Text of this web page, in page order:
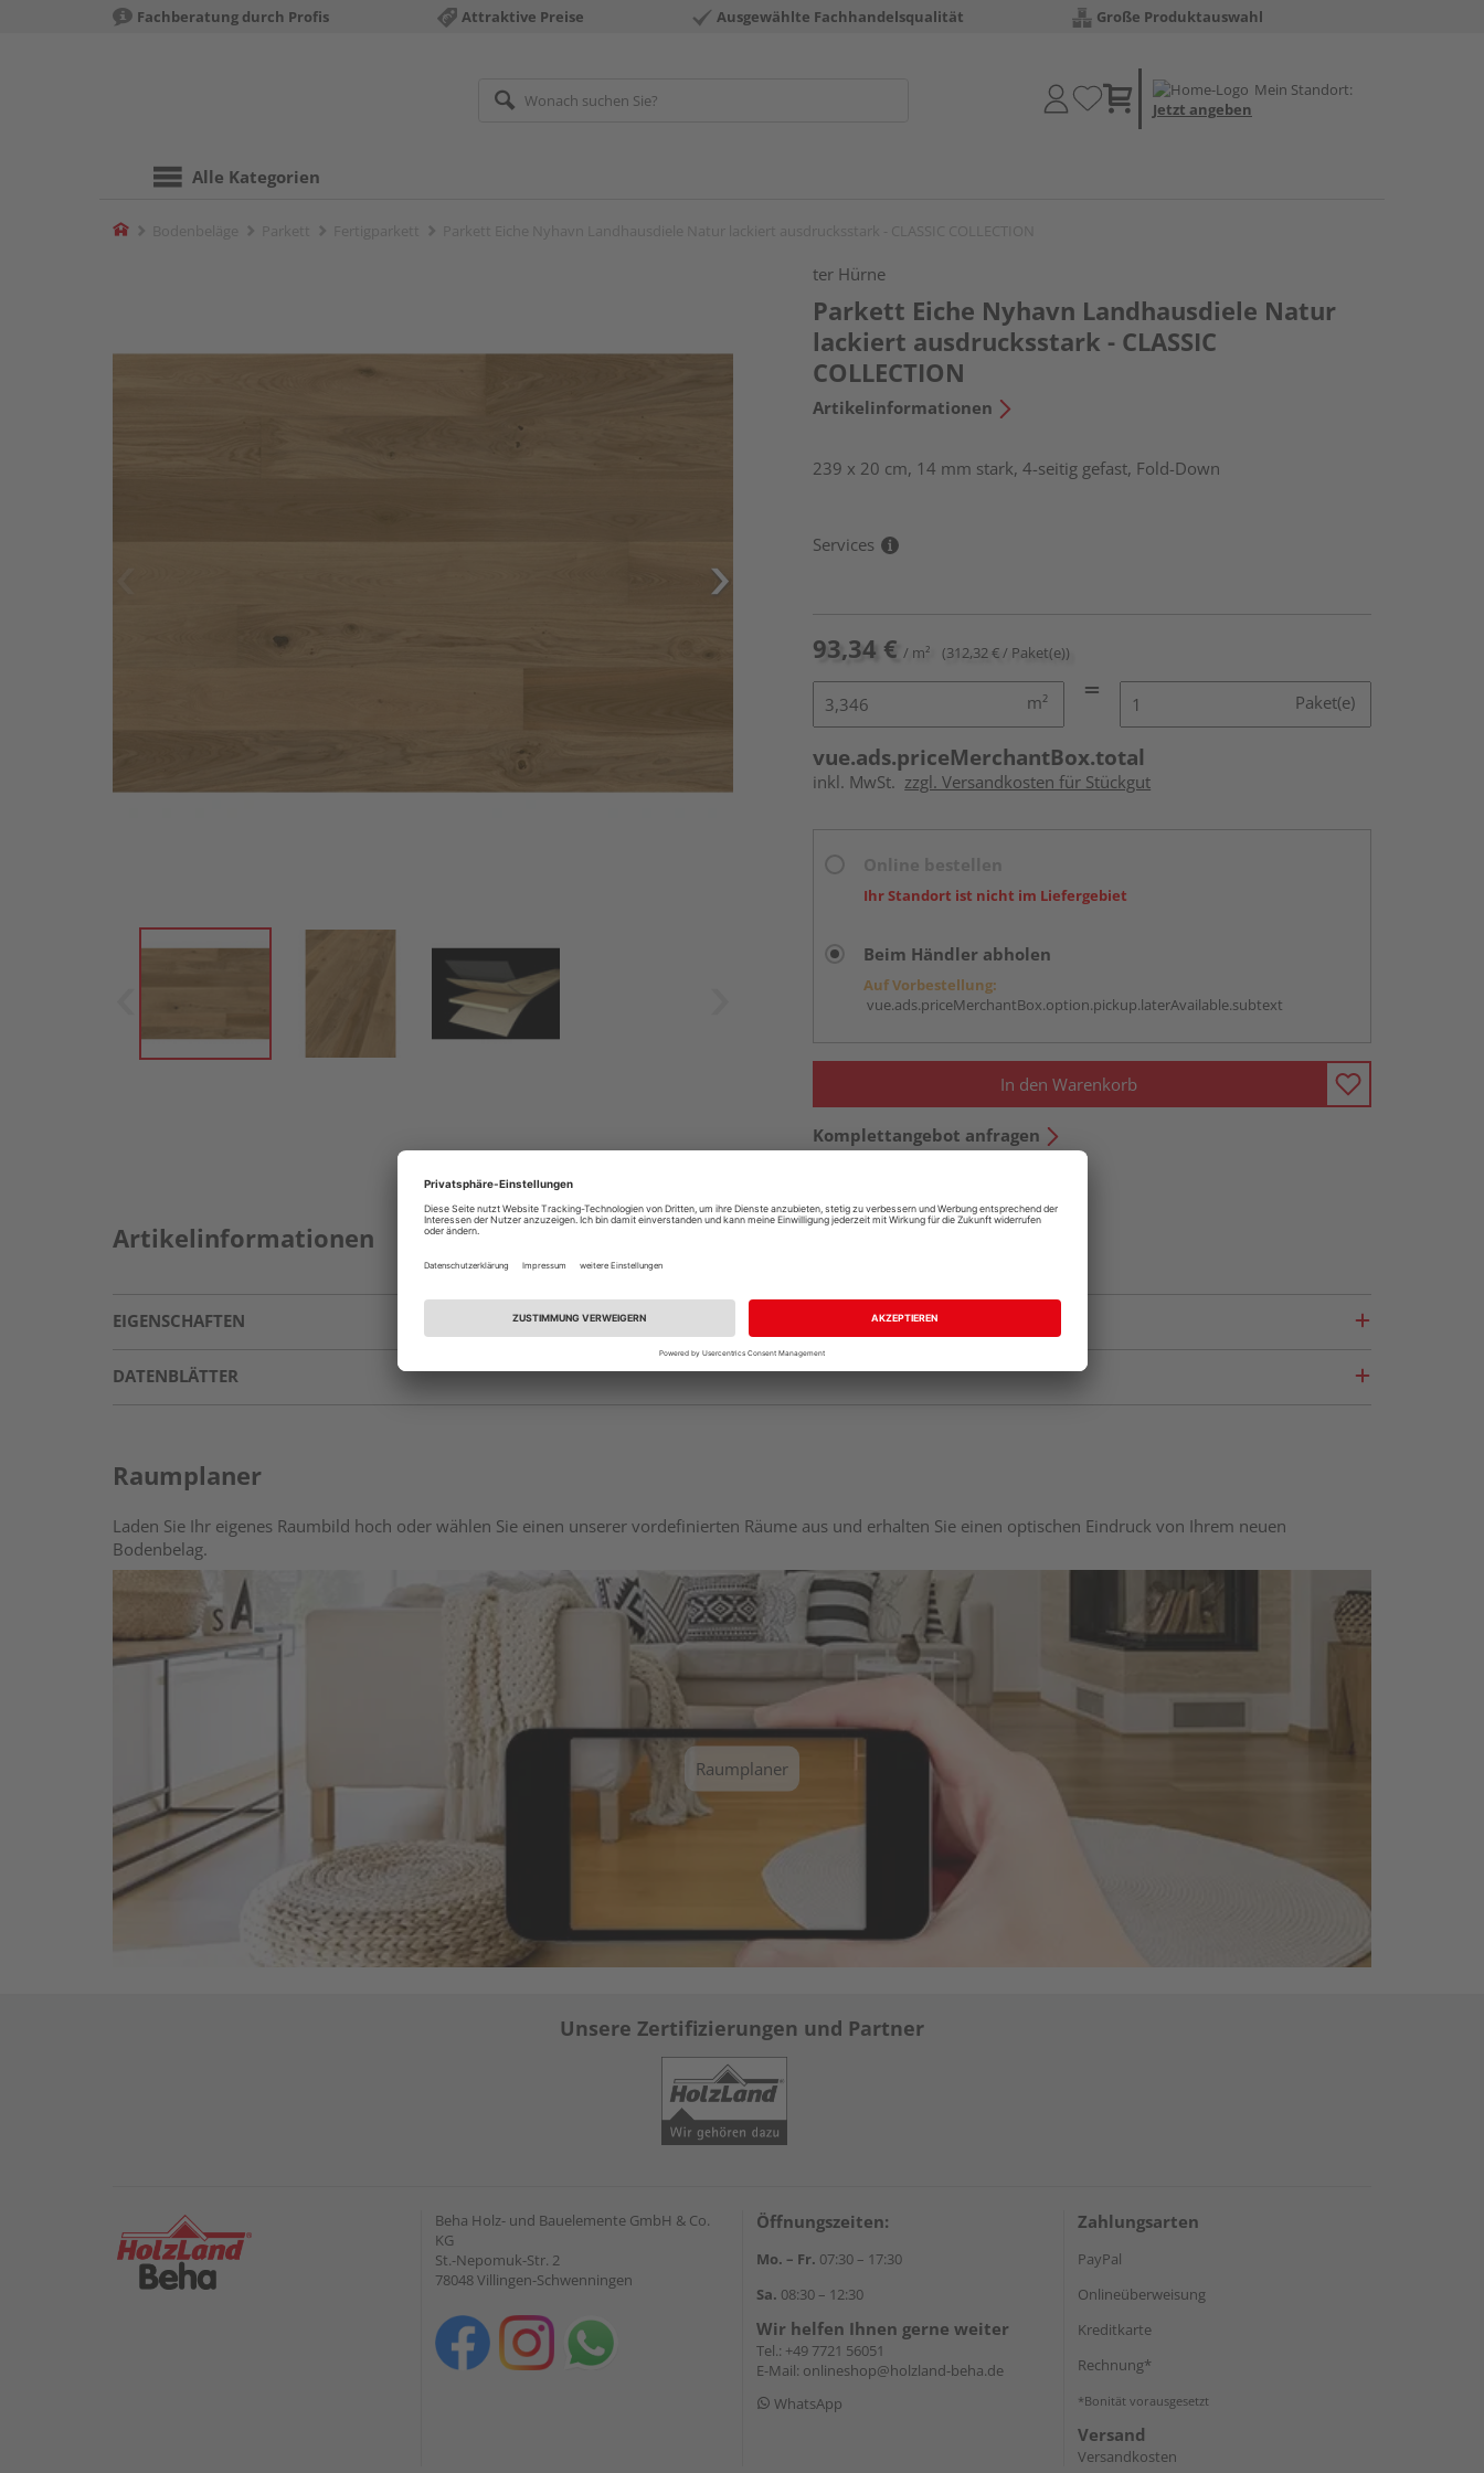
Fachberatung durch Profis Attraktive Preise Ausgewählte Fachhandelsqualität Große Produktauswahl
Mein Standort:
Jetzt angeben
Alle Kategorien
Home
ter Hürne
Parkett Eiche Nyhavn Landhausdiele Natur
lackiert ausdrucksstark - CLASSIC
COLLECTION
Artikelinformationen
239 x 20 cm, 14 mm stark, 4-seitig gefast, Fold-Down
Services
93,34 € / m² (312,32 € / Paket(e))
m² Paket(e)
vue.ads.priceMerchantBox.total
inkl. MwSt. zzgl. Versandkosten für Stückgut
Ihr Standort ist nicht im Liefergebiet
Beim Händler abholen
Auf Vorbestellung:
vue.ads.priceMerchantBox.option.pickup.laterAvailable.subtext
In den Warenkorb
Komplettangebot anfragen
Artikelinformationen
EIGENSCHAFTEN
DATENBLÄTTER
Raumplaner
Laden Sie Ihr eigenes Raumbild hoch oder wählen Sie einen unserer vordefinierten Räume aus und erhalten Sie einen optischen Eindruck von Ihrem neuen
Bodenbelag.
Raumplaner
Unsere Zertifizierungen und Partner
Beha Holz- und Bauelemente GmbH & Co.
KG
St.-Nepomuk-Str. 2
78048 Villingen-Schwenningen
Öffnungszeiten:
Mo. – Fr. 07:30 – 17:30
Sa. 08:30 – 12:30
Wir helfen Ihnen gerne weiter
Tel.: +49 7721 56051
E-Mail: onlineshop@holzland-beha.de
WhatsApp
Zahlungsarten
PayPal
Onlineüberweisung
Kreditkarte
Rechnung*
*Bonität vorausgesetzt
Versand
Versandkosten